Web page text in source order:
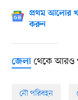
প্রথম আলোর
করুন
জেলাথেকে আরও
নৌ পরিবহন